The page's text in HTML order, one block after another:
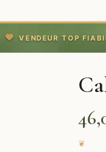
VENDEUR TOP